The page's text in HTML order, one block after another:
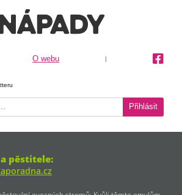
O webu |
Přihlásit
pěstitele: